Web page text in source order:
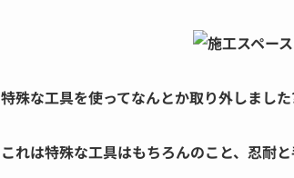
特殊な工具を使ってなんとか取り外しました
これは特殊な工具はもちろんのこと、忍耐